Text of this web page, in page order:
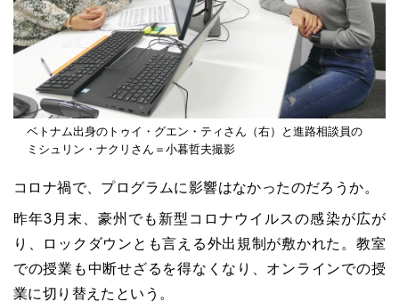
ベトナム出身のトゥイ・グエン・ティさん（右）と進路相談員の
ミシュリン・ナクリさん＝小暮哲夫撮影
コロナ禍で、プログラムに影響はなかったのだろうか。
昨年3月末、豪州でも新型コロナウイルスの感染が広が
り、ロックダウンとも言える外出規制が敷かれた。教室
での授業も中断せざるを得なくなり、オンラインでの授
業に切り替えたという。